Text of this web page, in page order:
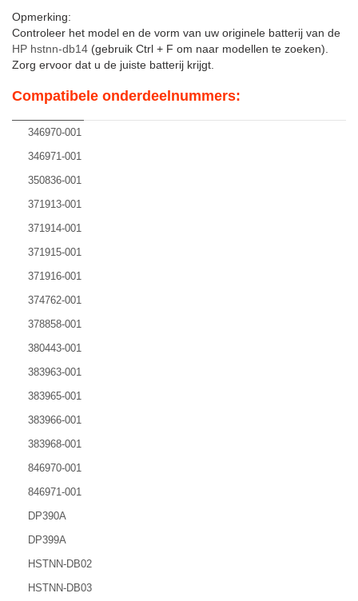
Opmerking:
Controleer het model en de vorm van uw originele batterij van de
HP hstnn-db14 (gebruik Ctrl + F om naar modellen te zoeken).
Zorg ervoor dat u de juiste batterij krijgt.
Compatibele onderdeelnummers:
346970-001
346971-001
350836-001
371913-001
371914-001
371915-001
371916-001
374762-001
378858-001
380443-001
383963-001
383965-001
383966-001
383968-001
846970-001
846971-001
DP390A
DP399A
HSTNN-DB02
HSTNN-DB03